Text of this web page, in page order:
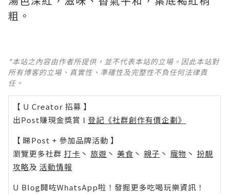
粗。
*本站之內容由作者所提供，並不代表本站的立場。因此本站對
所有博客的立場、真實性、準確性及完整性不負任何法律責
任。
【 U Creator 招募 】
出Post賺現金獎賞 l 登記《社群創作有價企劃》
【 睇Post + 參加品牌活動 】
瀏覽更多社群 打卡 丶 旅遊 丶 美食 丶 親子 丶 寵物 丶 扮靚
攻略及 活動情報
U Blog開咗WhatsApp啦！發掘更多吃喝玩樂資訊！